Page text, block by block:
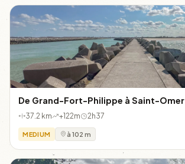
De Grand-Fort-Philippe à Saint-Omer
37.2 km +122m 2h37
MEDIUM à 102 m